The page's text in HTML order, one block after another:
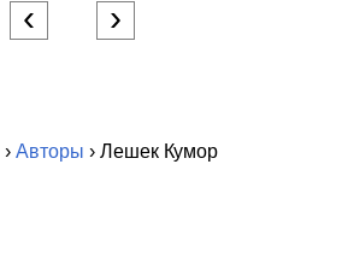
‹ ›
›Авторы › Лешек Кумор